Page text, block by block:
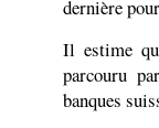
dernière
Il estime
parcouru
banques